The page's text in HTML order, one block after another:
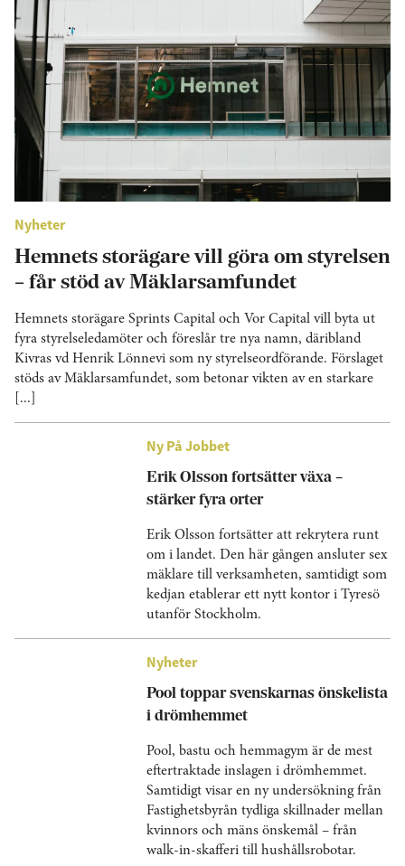
Nyheter
Hemnets storägare vill göra om styrelsen
– får stöd av Mäklarsamfundet
Hemnets storägare Sprints Capital och Vor Capital vill byta ut
fyra styrelseledamöter och föreslår tre nya namn, däribland
Kivras vd Henrik Lönnevi som ny styrelseordförande. Förslaget
stöds av Mäklarsamfundet, som betonar vikten av en starkare
[...]
Ny På Jobbet
Erik Olsson fortsätter växa –
stärker fyra orter
Erik Olsson fortsätter att rekrytera runt
om i landet. Den här gången ansluter sex
mäklare till verksamheten, samtidigt som
kedjan etablerar ett nytt kontor i Tyresö
utanför Stockholm.
Nyheter
Pool toppar svenskarnas önskelista
i drömhemmet
Pool, bastu och hemmagym är de mest
eftertraktade inslagen i drömhemmet.
Samtidigt visar en ny undersökning från
Fastighetsbyrån tydliga skillnader mellan
kvinnors och mäns önskemål – från
walk-in-skafferi till hushållsrobotar.